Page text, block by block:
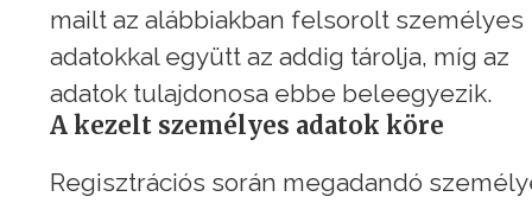
mailt az alábbiakban felsorolt személyes
adatokkal együtt az addig tárolja, míg az
adatok tulajdonosa ebbe beleegyezik.
A kezelt személyes adatok köre
Regisztrációs során megadandó